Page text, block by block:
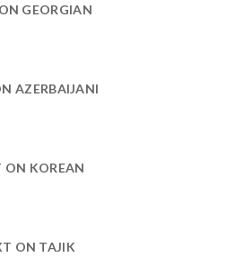
GEORGIAN
AZERBAIJANI
ON KOREAN
ON TAJIK